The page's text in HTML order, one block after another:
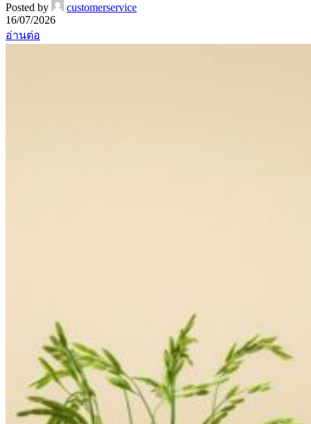
Posted by
customerservice
16/07/2026
อ่านต่อ